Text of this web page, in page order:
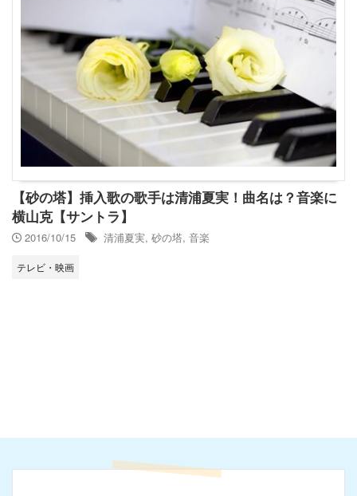
【砂の塔】挿入歌の歌手は清浦夏実！曲名は？音楽に
横山克【サントラ】
2016/10/15
清浦夏実, 砂の塔, 音楽
テレビ・映画